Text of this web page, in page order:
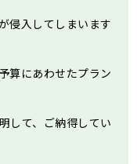
侵入してしまいます
算にあわせたプラン
して、ご納得してい